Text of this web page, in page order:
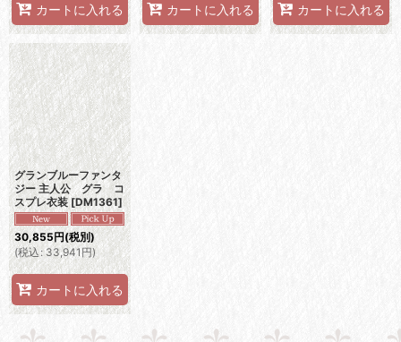
カートに入れる カートに入れる カートに入れる
グランブルーファンタ
ジー 主人公 グラ コ
スプレ衣装 [DM1361]
30,855円(税別)
(税込 : 33,941円)
カートに入れる